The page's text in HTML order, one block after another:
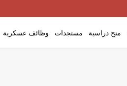
منح دراسية مستجدات وظائف عسكرية